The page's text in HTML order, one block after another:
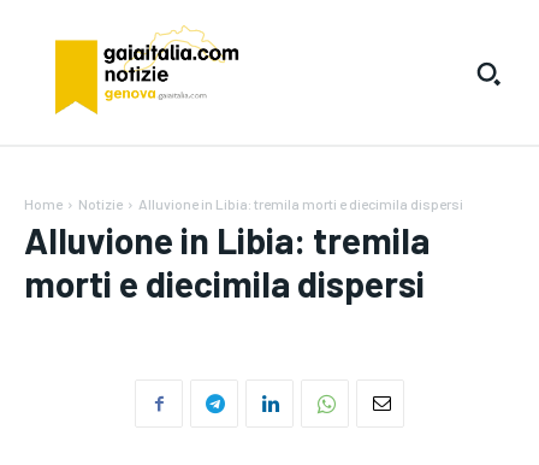
Home Notizie Alluvione in Libia: tremila morti e diecimila dispersi
Alluvione in Libia: tremila
morti e diecimila dispersi